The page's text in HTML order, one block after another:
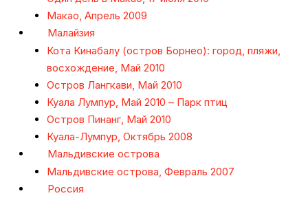
Макао, Апрель 2009
Малайзия
Кота Кинабалу (остров Борнео): город, пляжи,
восхождение, Май 2010
Остров Лангкави, Май 2010
Куала Лумпур, Май 2010 – Парк птиц
Остров Пинанг, Май 2010
Куала-Лумпур, Октябрь 2008
Мальдивские острова
Мальдивские острова, Февраль 2007
Россия